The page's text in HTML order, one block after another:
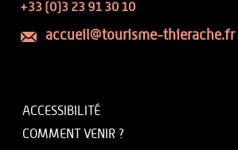
+33 (0)3 23 91 30 10
accueil@tourisme-thierache.fr
ACCESSIBILITÉ
COMMENT VENIR ?